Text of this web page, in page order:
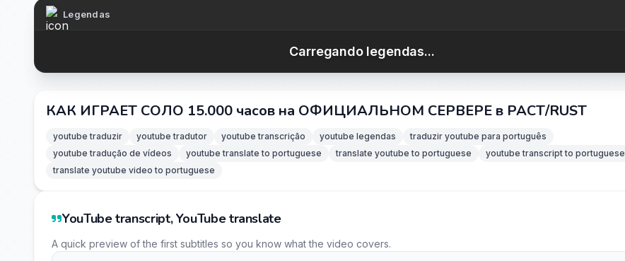
Legendas
Carregando legendas...
КАК ИГРАЕТ СОЛО 15.000 часов на ОФИЦИАЛЬНОМ СЕРВЕРЕ в РАСТ/RUST
youtube traduzir youtube tradutor youtube transcrição youtube legendas
traduzir youtube para português
youtube tradução de vídeos
youtube translate to portuguese translate youtube to portuguese
youtube transcript to portuguese
translate youtube video to portuguese
YouTube transcript, YouTube translate
A quick preview of the first subtitles so you know what the video covers.